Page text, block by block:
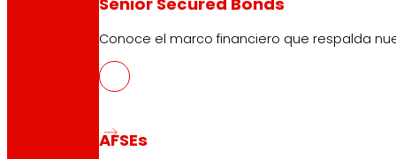
Conoce el marco financiero que respalda
AFSEs